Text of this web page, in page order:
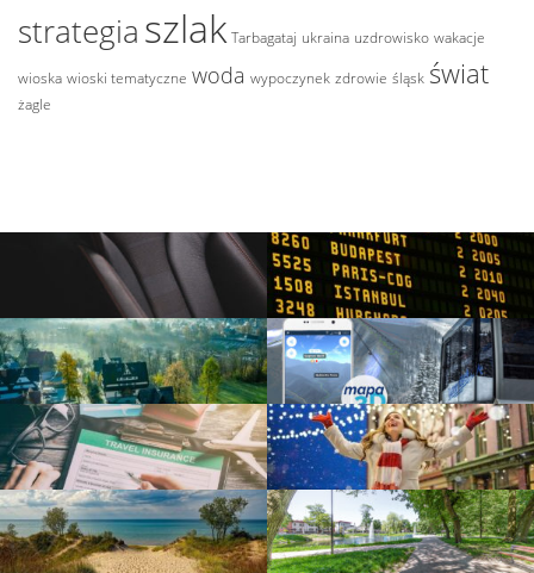
strategia szlak Tarbagataj ukraina uzdrowisko wakacje
wioska wioski tematyczne woda wypoczynek zdrowie śląsk świat
żagle